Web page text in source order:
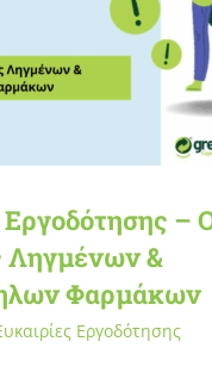
Εργοδότησης –
Ληγμένων &
Φαρμάκων
Εργοδότησης